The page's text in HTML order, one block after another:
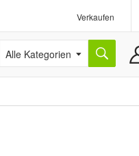
Verkaufen
Alle Kategorien